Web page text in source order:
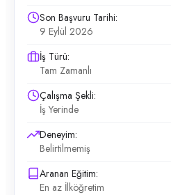
Son Başvuru Tarihi:
9 Eylül 2026
İş Türü:
Tam Zamanlı
Çalışma Şekli:
İş Yerinde
Deneyim:
Belirtilmemiş
Aranan Eğitim:
En az İlköğretim